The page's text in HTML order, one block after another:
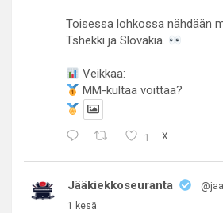
Toisessa lohkossa nähdään
Tshekki ja Slovakia.
Veikkaa:
MM-kultaa voittaa?
1 X
Jääkiekkoseuranta
1 kesä